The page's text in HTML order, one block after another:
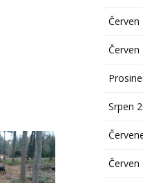
Červen
Červen
Srpen
Červen